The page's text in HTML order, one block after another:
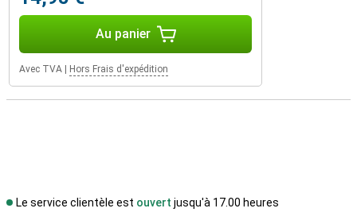
Au panier
Avec TVA Hors Frais d'expédition
Le service clientèle est ouvert jusqu'à 17.00 heures